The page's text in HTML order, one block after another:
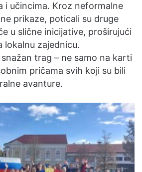
i učincima. Kroz neformalne
prikaze, poticali su druge
u slične inicijative, proširujući
lokalnu zajednicu.
trag – ne samo na karti
pričama svih koji su bili
avanture.